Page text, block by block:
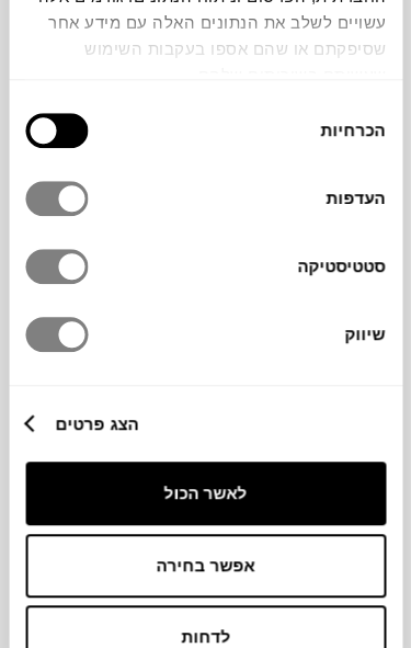
עשויים לשלב את הנתונים האלה עם מידע אחר
שסיפקתם או שהם אספו בעקבות השימוש
הסכמה
הכרחיות
העדפות
סטטיסטיקה
שיווק
הצג פרטים
לאשר הכול
אפשר בחירה
לדחות
סדרת הכלים STØRM, של המעצב Nicholai
RAAWII
.
בגדלים וצבעים שונים. המעצב הושפע מסגנון
ניכרת ההשפעה בעיצוב הכלים ובהתאמה
לעיצוב המודרני היום. הכלים יתאימו בבית לכל
כלים לאיבזור מרכז שולחן או כקערות לפירות על
מותג
מידות